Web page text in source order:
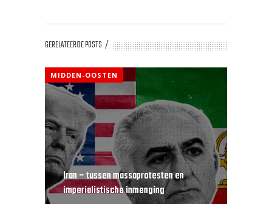
GERELATEERDE POSTS
MIDDEN-OOSTEN
Iran – tussen massaprotesten en
imperialistische inmenging